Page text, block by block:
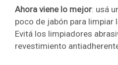
Ahora viene lo mejor: usá
poco de jabón para limpiar
Evitá los limpiadores
revestimiento